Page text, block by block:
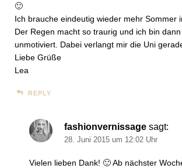
🙂
Ich brauche eindeutig wieder mehr Sommer
Der Regen macht so traurig und ich bin
unmotiviert. Dabei verlangt mir die Uni
Liebe Grüße
Lea
REPLY
fashionvernissage sagt:
28. Juni 2015 um 12:02 Uhr
Vielen lieben Dank! 🙂 Ab nächster